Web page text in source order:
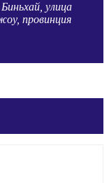
улица
провинция